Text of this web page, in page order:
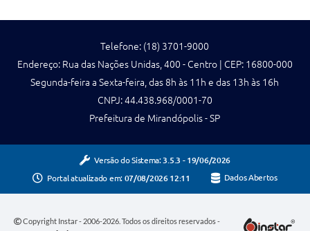
Telefone: (18) 3701-9000
Endereço: Rua das Nações Unidas, 400 - Centro | CEP: 16800-000
Segunda-feira a Sexta-feira, das 8h às 11h e das 13h às 16h
CNPJ: 44.438.968/0001-70
Prefeitura de Mirandópolis - SP
Versão do Sistema: 3.5.3 - 19/06/2026
Portal atualizado em: 07/08/2026 12:11 Dados Abertos
Copyright Instar - 2006-2026. Todos os direitos reservados -